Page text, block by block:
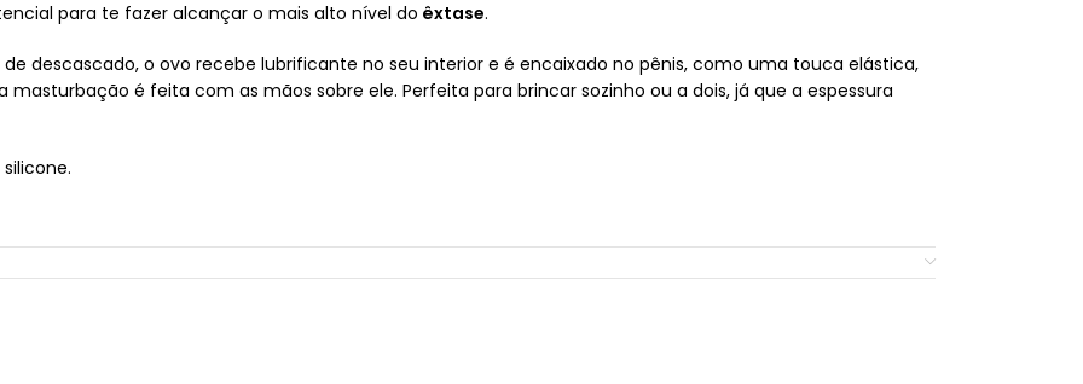
para te fazer alcançar o mais alto nível do êxtase.
descascado, o ovo recebe lubrificante no seu interior e é encaixado no pênis, como uma touca elástica,
é feita com as mãos sobre ele. Perfeita para brincar sozinho ou a dois, já que a espessura